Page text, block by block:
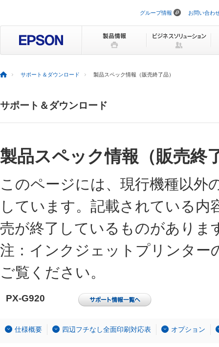
ビ
ョ
を
ス
グループ情報 お問い合わ
サポート＆ダウンロード 製品スペック情報（販売終了品）
サポート＆ダウンロード
製品スペック情報（販売終
このページには、現行機種以外
しています。記載されている内
売が終了しているものがありま
注：インクジェットプリンター
ご覧ください。
PX-G920
仕様概要 四辺フチなし全面印刷対応表 オプション